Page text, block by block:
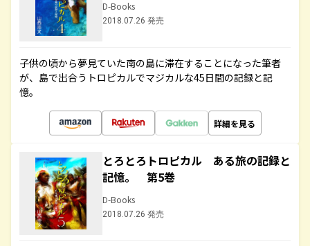
D-Books
2018.07.26 発売
子供の頃から夢見ていた南の島に滞在することになった筆者
が、島で出合うトロピカルでマジカルな45日間の記録と記
憶。
詳細を見る
とろとろトロピカル ある旅の記録と
記憶。 第5巻
D-Books
2018.07.26 発売